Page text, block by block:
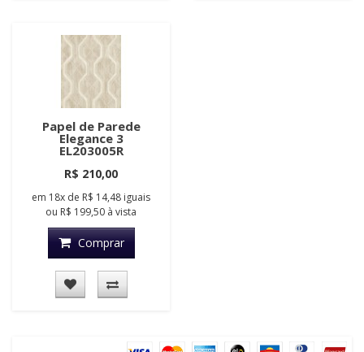
Papel de Parede
Elegance 3
EL203005R
R$ 210,00
em 18x de R$ 14,48 iguais
ou R$ 199,50 à vista
Comprar